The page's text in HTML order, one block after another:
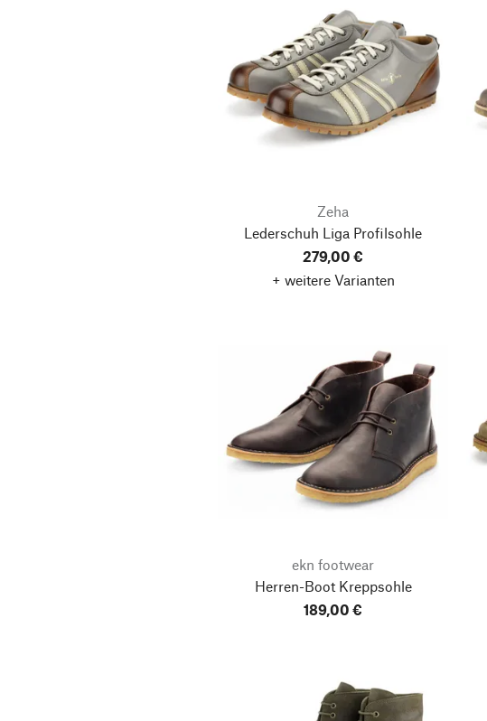
Zeha
Lederschuh Liga Profilsohle
279,00 €
+ weitere Varianten
ekn footwear
Herren-Boot Kreppsohle
189,00 €